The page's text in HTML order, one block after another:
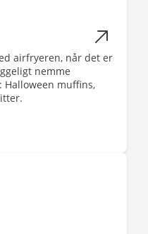
airfryeren, når det er
nemme
muffins,